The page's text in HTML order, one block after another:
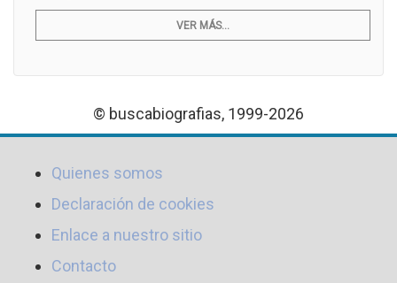
VER MÁS...
© buscabiografias, 1999-2026
Quienes somos
Declaración de cookies
Enlace a nuestro sitio
Contacto